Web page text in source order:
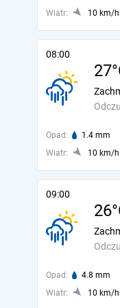
Wiatr: 10 km/h
08:00
Opad: 1.4 mm
Wiatr:
10 km/h
09:00
Opad: 4.8 mm
Wiatr:
10 km/h